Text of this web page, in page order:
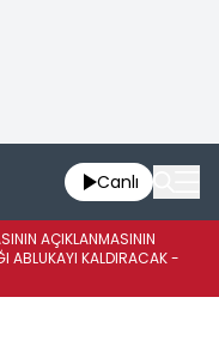
Canlı
AÇIKLANMASININ
ABLUKAYI KALDIRACAK -